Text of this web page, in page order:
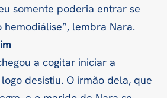
somente poderia entrar se
hemodiálise”, lembra Nara.
a cogitar iniciar a
desistiu. O irmão dela, que